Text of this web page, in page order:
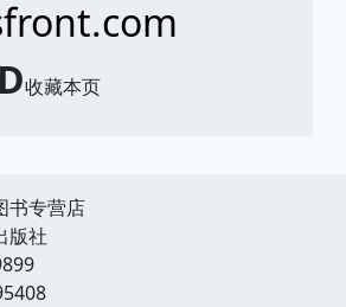
收藏本页
书专营店
版社